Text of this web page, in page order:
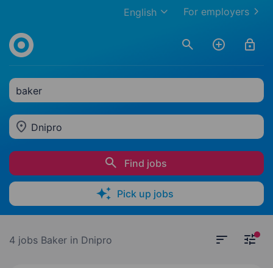
For employers
English
baker
Dnipro
Find jobs
Pick up jobs
4 jobs Baker in Dnipro